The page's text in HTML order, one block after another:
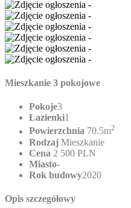
Mieszkanie 3 pokojowe
Pokoje3
Łazienki1
Powierzchnia 70.5m2
Rodzaj Mieszkanie
Cena 2 500 PLN
Miasto-
Rok budowy2020
Opis szczegółowy